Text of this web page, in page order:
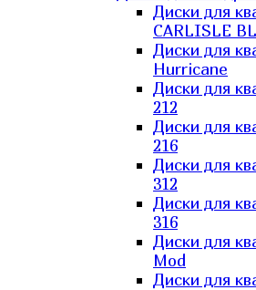
Диски для
CARLISLE
Диски для
Hurricane
Диски для
212
Диски для
216
Диски для
312
Диски для
316
Диски для
Mod
Диски для